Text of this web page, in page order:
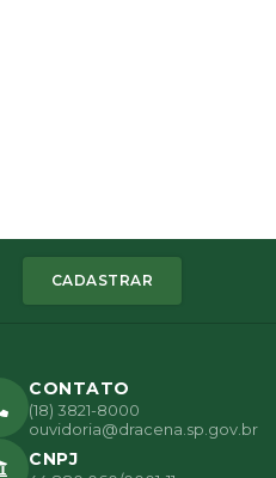
CADASTRAR
CONTATO
(18) 3821-8000
ouvidoria@dracena.sp.gov.br
CNPJ